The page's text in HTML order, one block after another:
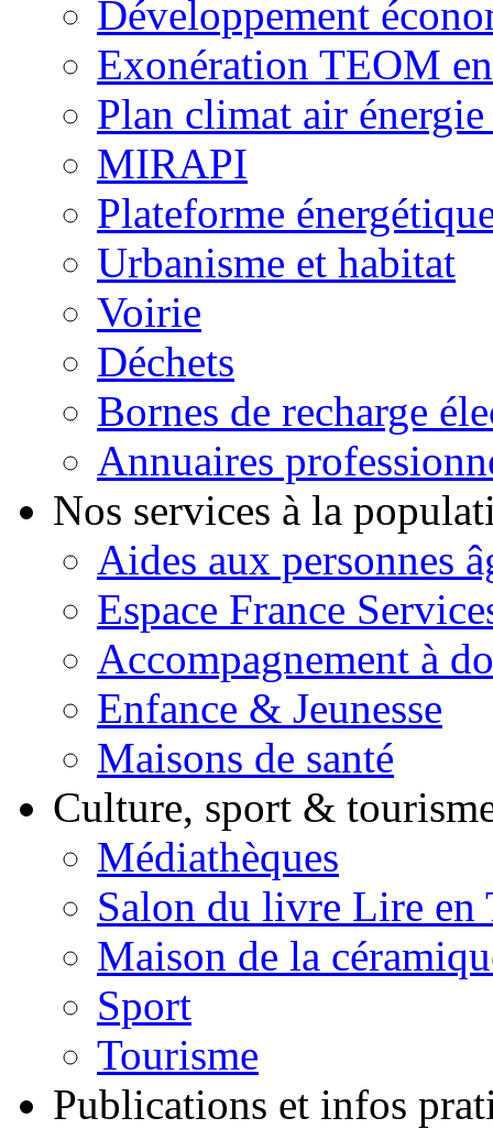
Développement
Exonération TEOM
Plan climat air
MIRAPI
Plateforme
Urbanisme et habitat
Voirie
Déchets
Bornes de recharge
Annuaires
Nos services à la
Aides aux personnes
Espace France
Accompagnement à
Enfance & Jeunesse
Maisons de santé
Culture, sport &
Médiathèques
Salon du livre Lire en
Maison de la
Sport
Tourisme
Publications et infos